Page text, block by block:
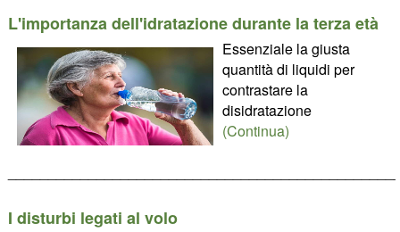
L'importanza dell'idratazione durante la terza età
Essenziale la giusta
quantità di liquidi per
contrastare la
disidratazione
(Continua)
I disturbi legati al volo